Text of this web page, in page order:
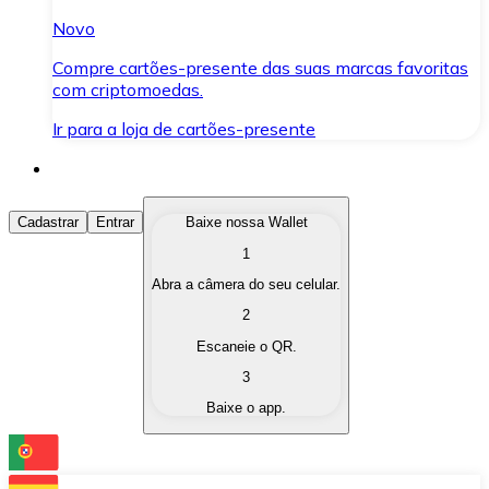
Novo
Compre cartões-presente das suas marcas favoritas
com criptomoedas.
Ir para a loja de cartões-presente
Comprar Criptomoedas
Compre as criptomoedas de seu interesse de forma
Converta suas criptomoedas em moeda fiduciária
Troque uma criptomoeda por outra
Cadastrar Entrar
Baixe nossa Wallet
1
Abra a câmera do seu celular.
2
Escaneie o QR.
3
Baixe o app.